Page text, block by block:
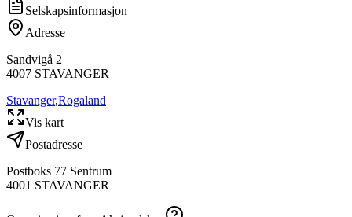
Selskapsinformasjon
Adresse
Sandvigå 2
4007 STAVANGER
Stavanger,Rogaland
Vis kart
Postadresse
Postboks 77 Sentrum
4001 STAVANGER